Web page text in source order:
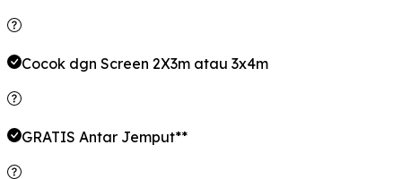
Cocok dgn Screen 2X3m atau 3x4m
GRATIS Antar Jemput**